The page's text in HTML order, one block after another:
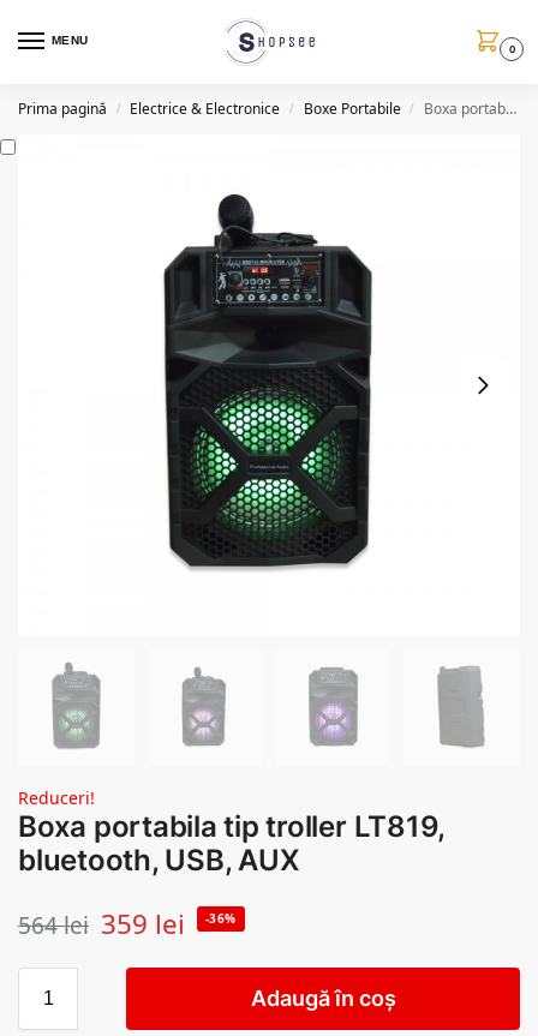
MENU
0
Prima pagină / Electrice & Electronice / Boxe Portabile / Boxa portabila tip troller LT819, bluetooth, USB, AUX
Reduceri!
Boxa portabila tip troller LT819,
bluetooth, USB, AUX
564lei 359 lei -36%
Adaugă în coș